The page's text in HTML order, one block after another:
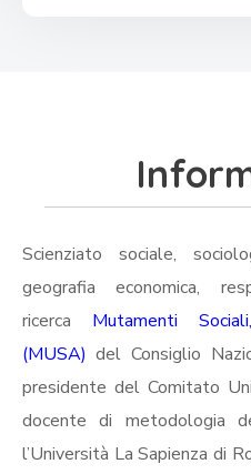
Scienziato sociale,
geografia economica,
ricerca Mutamenti
(MUSA) del Consiglio
presidente del Comitato
docente di metodologia
l’Università La Sapienza di